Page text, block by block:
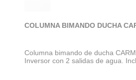
COLUMNA BIMANDO DUCHA
Columna bimando de ducha
Inversor con 2 salidas de agua.